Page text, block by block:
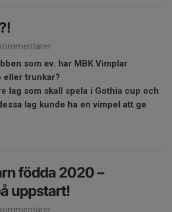
som ev. har MBK Vimplar
eller trunkar?
lag som skall spela i Gothia cup och
lag kunde ha en vimpel att ge
födda 2020 –
uppstart!